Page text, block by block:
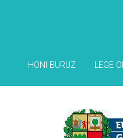
HONI BURUZ LEGE